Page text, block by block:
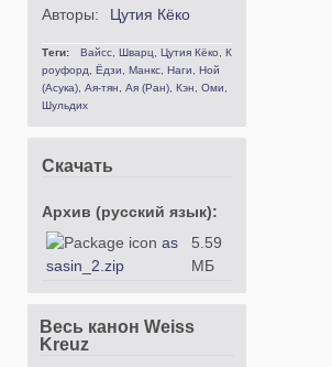
Авторы: Цутия Кёко
Теги: Вайсс, Шварц, Цутия Кёко, К
роуфорд, Ёдзи, Манкс, Наги, Ной
(Асука), Ая-тян, Ая (Ран), Кэн, Оми,
Шульдих
Скачать
Архив (русский язык):
as
sasin_2.zip
5.59
МБ
Весь канон Weiss
Kreuz